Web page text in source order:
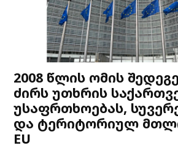
2008 წლის ომის
ძირს უთხრის
უსაფრთხოებას,
და ტერიტორიულ
EU